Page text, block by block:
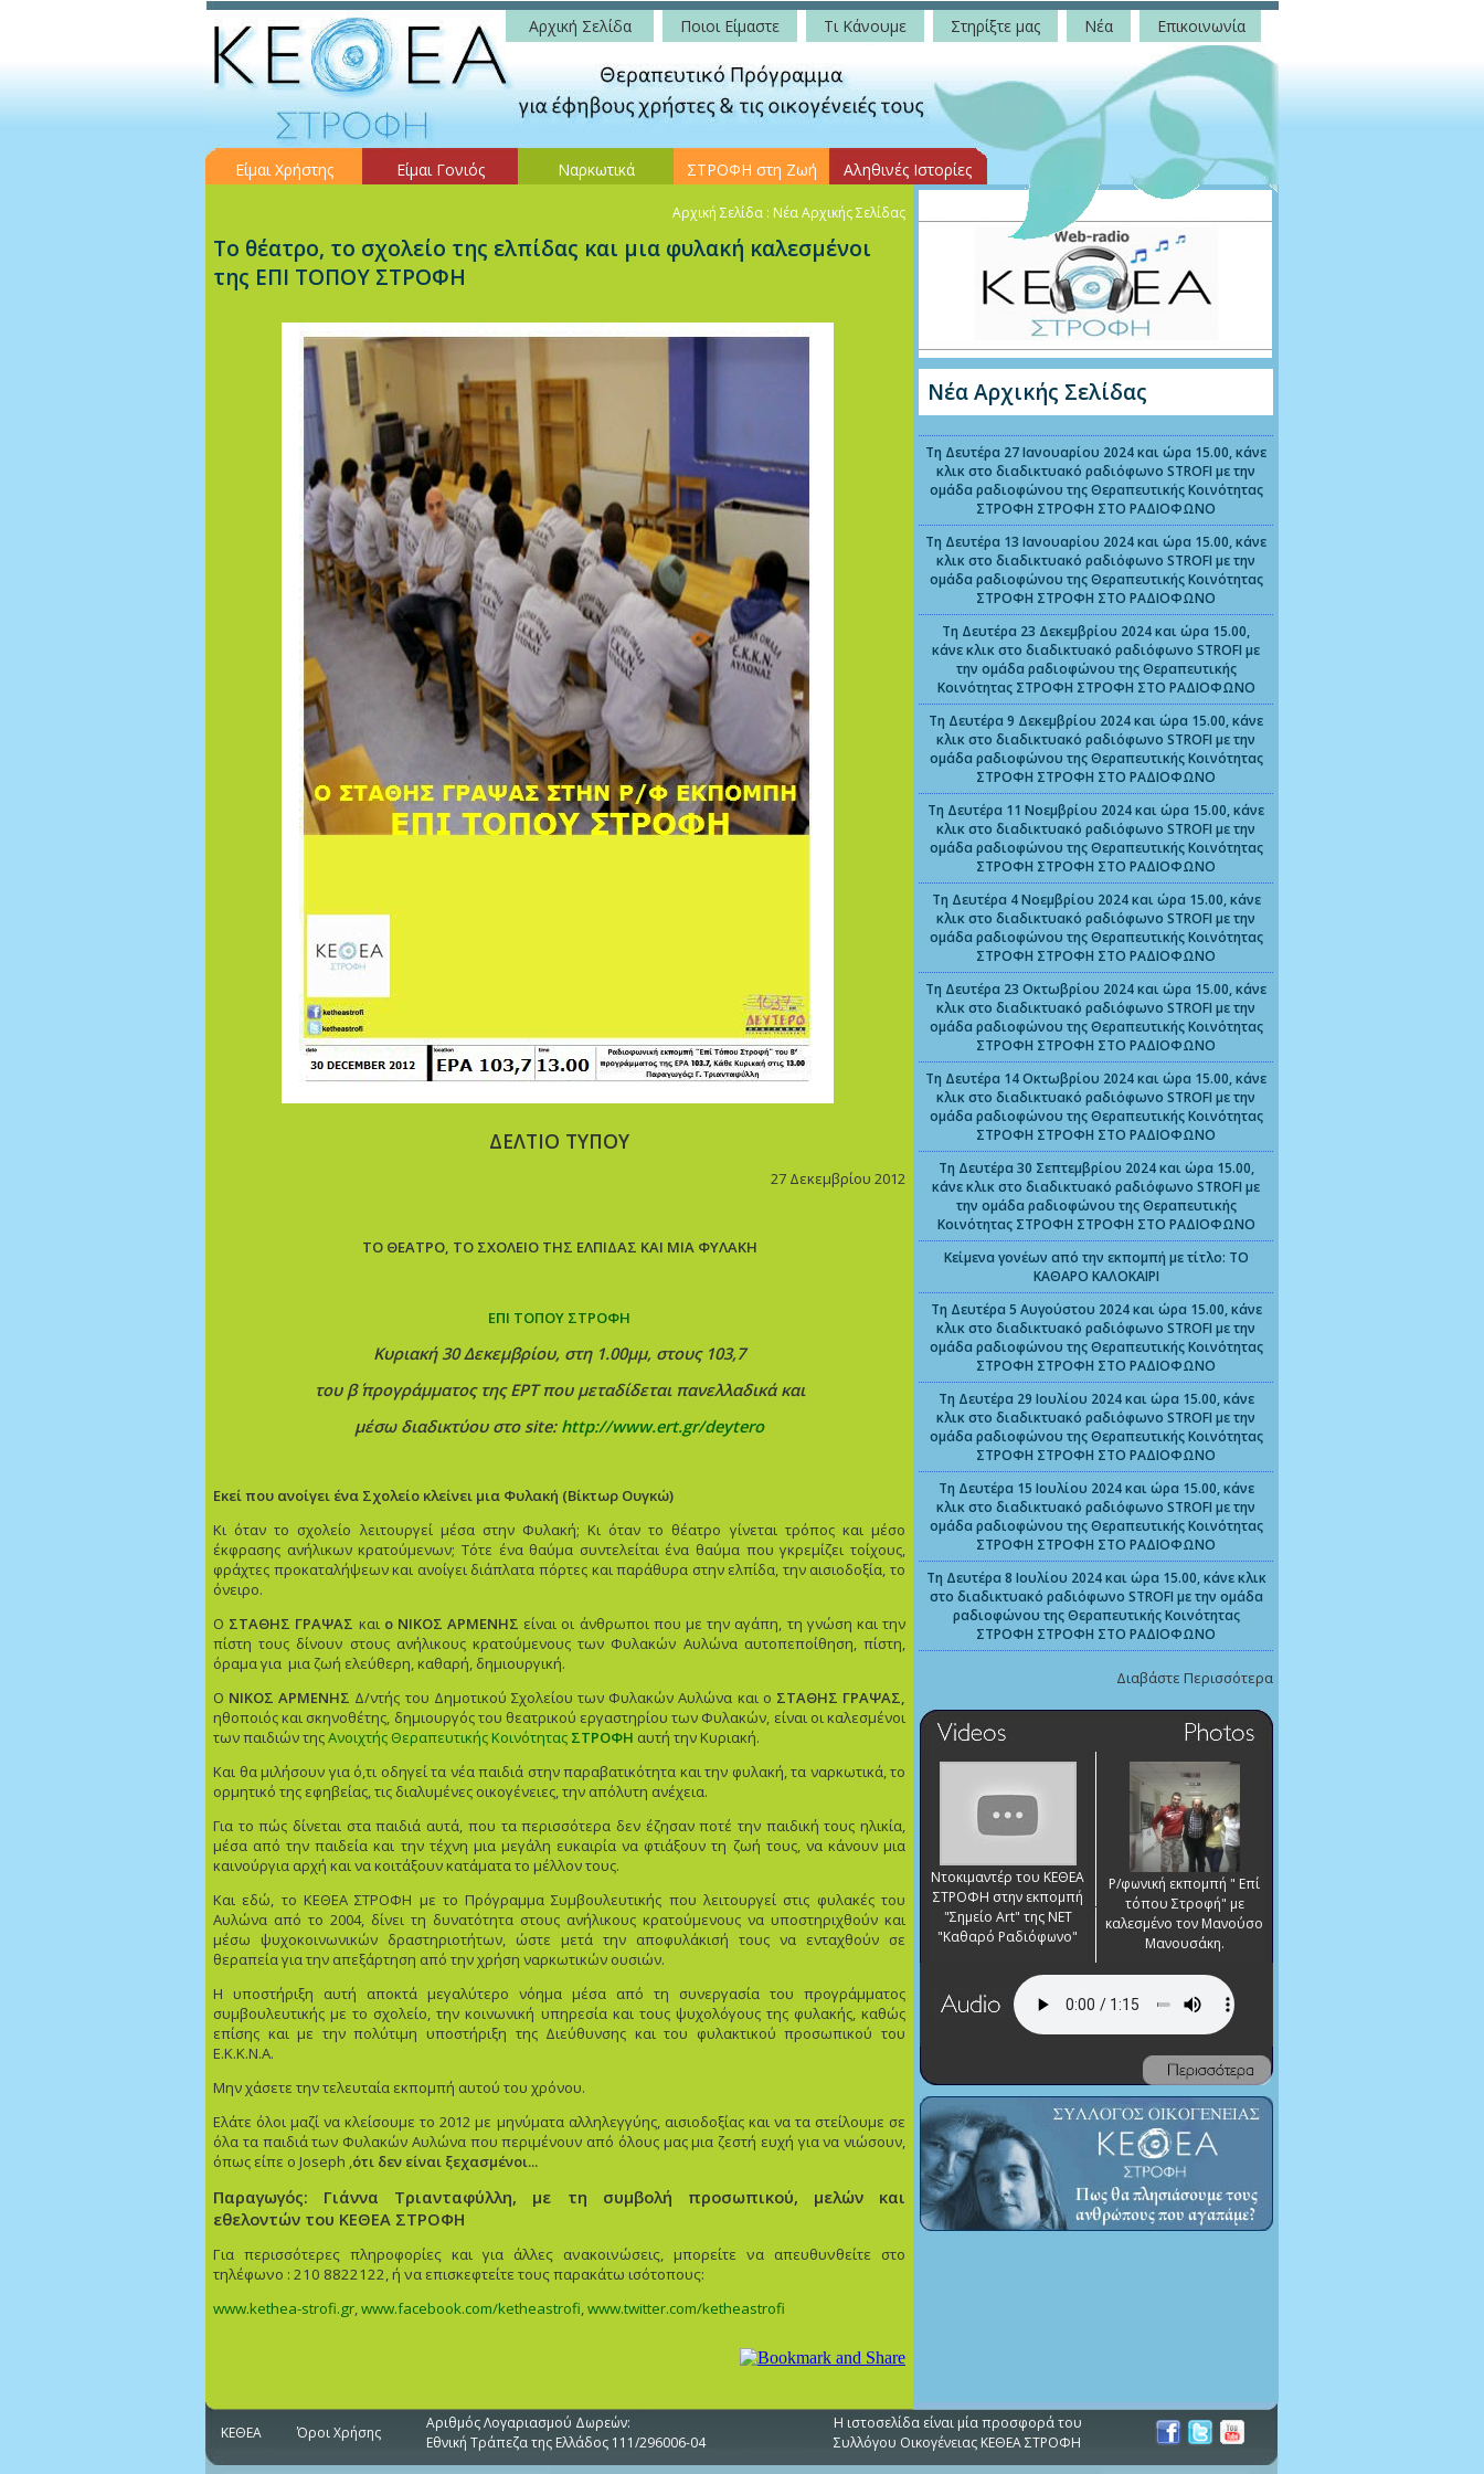
Αρχική Σελίδα Ποιοι Είμαστε Τι Κάνουμε Στηρίξτε μας Νέα Επικοινωνία
Είμαι Χρήστης Είμαι Γονιός Ναρκωτικά ΣΤΡΟΦΗ στη Ζωή Αληθινές Ιστορίες
Αρχική Σελίδα : Νέα Αρχικής Σελίδας
Το θέατρο, το σχολείο της ελπίδας και μια φυλακή καλεσμένοι
της ΕΠΙ ΤΟΠΟΥ ΣΤΡΟΦΗ
ΔΕΛΤΙΟ ΤΥΠΟΥ
27 Δεκεμβρίου 2012
ΤΟ ΘΕΑΤΡΟ, ΤΟ ΣΧΟΛΕΙΟ ΤΗΣ ΕΛΠΙΔΑΣ ΚΑΙ ΜΙΑ ΦΥΛΑΚΗ
ΕΠΙ ΤΟΠΟΥ ΣΤΡΟΦΗ
Κυριακή 30 Δεκεμβρίου, στη 1.00μμ, στους 103,7
του β΄ προγράμματος της ΕΡΤ που μεταδίδεται πανελλαδικά και
μέσω διαδικτύου στο site: http://www.ert.gr/deytero
Εκεί που ανοίγει ένα Σχολείο κλείνει μια Φυλακή (Βίκτωρ Ουγκώ)
Κι όταν το σχολείο λειτουργεί μέσα στην Φυλακή; Κι όταν το θέατρο γίνεται τρόπος και μέσο
έκφρασης ανήλικων κρατούμενων; Τότε ένα θαύμα συντελείται ένα θαύμα που γκρεμίζει τοίχους,
φράχτες προκαταλήψεων και ανοίγει διάπλατα πόρτες και παράθυρα στην ελπίδα, την αισιοδοξία, το
όνειρο.
Ο ΣΤΑΘΗΣ ΓΡΑΨΑΣ και ο ΝΙΚΟΣ ΑΡΜΕΝΗΣ είναι οι άνθρωποι που με την αγάπη, τη γνώση και την
πίστη τους δίνουν στους ανήλικους κρατούμενους των Φυλακών Αυλώνα αυτοπεποίθηση, πίστη,
όραμα για μια ζωή ελεύθερη, καθαρή, δημιουργική.
Ο ΝΙΚΟΣ ΑΡΜΕΝΗΣ Δ/ντής του Δημοτικού Σχολείου των Φυλακών Αυλώνα και ο ΣΤΑΘΗΣ ΓΡΑΨΑΣ,
ηθοποιός και σκηνοθέτης, δημιουργός του θεατρικού εργαστηρίου των Φυλακών, είναι οι καλεσμένοι
των παιδιών τηςΑνοιχτής Θεραπευτικής Κοινότητας ΣΤΡΟΦΗ αυτή την Κυριακή.
Και θα μιλήσουν για ό,τι οδηγεί τα νέα παιδιά στην παραβατικότητα και την φυλακή, τα ναρκωτικά, το
ορμητικό της εφηβείας, τις διαλυμένες οικογένειες, την απόλυτη ανέχεια.
Για το πώς δίνεται στα παιδιά αυτά, που τα περισσότερα δεν έζησαν ποτέ την παιδική τους ηλικία,
μέσα από την παιδεία και την τέχνη μια μεγάλη ευκαιρία να φτιάξουν τη ζωή τους, να κάνουν μια
καινούργια αρχή και να κοιτάξουν κατάματα το μέλλον τους.
Και εδώ, το ΚΕΘΕΑ ΣΤΡΟΦΗ με το Πρόγραμμα Συμβουλευτικής που λειτουργεί στις φυλακές του
Αυλώνα από το 2004, δίνει τη δυνατότητα στους ανήλικους κρατούμενους να υποστηριχθούν και
μέσω ψυχοκοινωνικών δραστηριοτήτων, ώστε μετά την αποφυλάκισή τους να ενταχθούν σε
θεραπεία για την απεξάρτηση από την χρήση ναρκωτικών ουσιών.
Η υποστήριξη αυτή αποκτά μεγαλύτερο νόημα μέσα από τη συνεργασία του προγράμματος
συμβουλευτικής με το σχολείο, την κοινωνική υπηρεσία και τους ψυχολόγους της φυλακής, καθώς
επίσης και με την πολύτιμη υποστήριξη της Διεύθυνσης και του φυλακτικού προσωπικού του
Ε.Κ.Κ.Ν.Α.
Μην χάσετε την τελευταία εκπομπή αυτού του χρόνου.
Ελάτε όλοι μαζί να κλείσουμε το 2012 με μηνύματα αλληλεγγύης, αισιοδοξίας και να τα στείλουμε σε
όλα τα παιδιά των Φυλακών Αυλώνα που περιμένουν από όλους μας μια ζεστή ευχή για να νιώσουν,
όπως είπε ο Joseph ,ότι δεν είναι ξεχασμένοι...
Παραγωγός:
Γιάννα Τριανταφύλλη, με τη συμβολή προσωπικού, μελών και
εθελοντών του ΚΕΘΕΑ ΣΤΡΟΦΗ
Για περισσότερες πληροφορίες και για άλλες ανακοινώσεις, μπορείτε να απευθυνθείτε στο
τηλέφωνο : 210 8822122, ή να επισκεφτείτε τους παρακάτω ισότοπους:
www.kethea-strofi.gr,www.facebook.com/ketheastrofi,www.twitter.com/ketheastrofi
Νέα Αρχικής Σελίδας
Τη Δευτέρα 27 Ιανουαρίου 2024 και ώρα 15.00, κάνε
κλικ στο διαδικτυακό ραδιόφωνο STROFI με την
ομάδα ραδιοφώνου της Θεραπευτικής Κοινότητας
ΣΤΡΟΦΗ ΣΤΡΟΦΗ ΣΤΟ ΡΑΔΙΟΦΩΝΟ
Τη Δευτέρα 13 Ιανουαρίου 2024 και ώρα 15.00, κάνε
κλικ στο διαδικτυακό ραδιόφωνο STROFI με την
ομάδα ραδιοφώνου της Θεραπευτικής Κοινότητας
ΣΤΡΟΦΗ ΣΤΡΟΦΗ ΣΤΟ ΡΑΔΙΟΦΩΝΟ
Τη Δευτέρα 23 Δεκεμβρίου 2024 και ώρα 15.00,
κάνε κλικ στο διαδικτυακό ραδιόφωνο STROFI με
την ομάδα ραδιοφώνου της Θεραπευτικής
Κοινότητας ΣΤΡΟΦΗ ΣΤΡΟΦΗ ΣΤΟ ΡΑΔΙΟΦΩΝΟ
Τη Δευτέρα 9 Δεκεμβρίου 2024 και ώρα 15.00, κάνε
κλικ στο διαδικτυακό ραδιόφωνο STROFI με την
ομάδα ραδιοφώνου της Θεραπευτικής Κοινότητας
ΣΤΡΟΦΗ ΣΤΡΟΦΗ ΣΤΟ ΡΑΔΙΟΦΩΝΟ
Τη Δευτέρα 11 Νοεμβρίου 2024 και ώρα 15.00, κάνε
κλικ στο διαδικτυακό ραδιόφωνο STROFI με την
ομάδα ραδιοφώνου της Θεραπευτικής Κοινότητας
ΣΤΡΟΦΗ ΣΤΡΟΦΗ ΣΤΟ ΡΑΔΙΟΦΩΝΟ
Τη Δευτέρα 4 Νοεμβρίου 2024 και ώρα 15.00, κάνε
κλικ στο διαδικτυακό ραδιόφωνο STROFI με την
ομάδα ραδιοφώνου της Θεραπευτικής Κοινότητας
ΣΤΡΟΦΗ ΣΤΡΟΦΗ ΣΤΟ ΡΑΔΙΟΦΩΝΟ
Τη Δευτέρα 23 Οκτωβρίου 2024 και ώρα 15.00, κάνε
κλικ στο διαδικτυακό ραδιόφωνο STROFI με την
ομάδα ραδιοφώνου της Θεραπευτικής Κοινότητας
ΣΤΡΟΦΗ ΣΤΡΟΦΗ ΣΤΟ ΡΑΔΙΟΦΩΝΟ
Τη Δευτέρα 14 Οκτωβρίου 2024 και ώρα 15.00, κάνε
κλικ στο διαδικτυακό ραδιόφωνο STROFI με την
ομάδα ραδιοφώνου της Θεραπευτικής Κοινότητας
ΣΤΡΟΦΗ ΣΤΡΟΦΗ ΣΤΟ ΡΑΔΙΟΦΩΝΟ
Τη Δευτέρα 30 Σεπτεμβρίου 2024 και ώρα 15.00,
κάνε κλικ στο διαδικτυακό ραδιόφωνο STROFI με
την ομάδα ραδιοφώνου της Θεραπευτικής
Κοινότητας ΣΤΡΟΦΗ ΣΤΡΟΦΗ ΣΤΟ ΡΑΔΙΟΦΩΝΟ
Κείμενα γονέων από την εκπομπή με τίτλο: ΤΟ
ΚΑΘΑΡΟ ΚΑΛΟΚΑΙΡΙ
Τη Δευτέρα 5 Αυγούστου 2024 και ώρα 15.00, κάνε
κλικ στο διαδικτυακό ραδιόφωνο STROFI με την
ομάδα ραδιοφώνου της Θεραπευτικής Κοινότητας
ΣΤΡΟΦΗ ΣΤΡΟΦΗ ΣΤΟ ΡΑΔΙΟΦΩΝΟ
Τη Δευτέρα 29 Ιουλίου 2024 και ώρα 15.00, κάνε
κλικ στο διαδικτυακό ραδιόφωνο STROFI με την
ομάδα ραδιοφώνου της Θεραπευτικής Κοινότητας
ΣΤΡΟΦΗ ΣΤΡΟΦΗ ΣΤΟ ΡΑΔΙΟΦΩΝΟ
Τη Δευτέρα 15 Ιουλίου 2024 και ώρα 15.00, κάνε
κλικ στο διαδικτυακό ραδιόφωνο STROFI με την
ομάδα ραδιοφώνου της Θεραπευτικής Κοινότητας
ΣΤΡΟΦΗ ΣΤΡΟΦΗ ΣΤΟ ΡΑΔΙΟΦΩΝΟ
Τη Δευτέρα 8 Ιουλίου 2024 και ώρα 15.00, κάνε κλικ
στο διαδικτυακό ραδιόφωνο STROFI με την ομάδα
ραδιοφώνου της Θεραπευτικής Κοινότητας
ΣΤΡΟΦΗ ΣΤΡΟΦΗ ΣΤΟ ΡΑΔΙΟΦΩΝΟ
Διαβάστε Περισσότερα
Ντοκιμαντέρ του ΚΕΘΕΑ
ΣΤΡΟΦΗ στην εκπομπή
"Σημείο Art" της ΝΕΤ
"Καθαρό Ραδιόφωνο"
Ρ/φωνική εκπομπή " Επί
τόπου Στροφή" με
καλεσμένο τον Μανούσο
Μανουσάκη.
ΚΕΘΕΑ Όροι Χρήσης
Αριθμός Λογαριασμού Δωρεών:
Εθνική Τράπεζα της Ελλάδος 111/296006-04
H ιστοσελίδα είναι μία προσφορά του
Συλλόγου Οικογένειας ΚΕΘΕΑ ΣΤΡΟΦΗ